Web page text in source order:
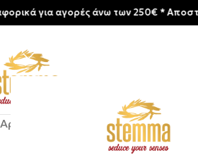
Αρχική σελίδα Shop/Αρώματα/
αγορές άνω των 250€ * Aποστολές